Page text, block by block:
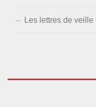
Les lettres de